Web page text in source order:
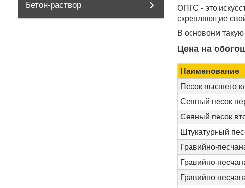
Бетон-раствор
ОПГС - это
скрепляющие
В основонм
Цена на
Наименование
Песок высшего
Сеяный песок
Сеяный песок
Штукатурный
Гравийно-
Гравийно-
Гравийно-